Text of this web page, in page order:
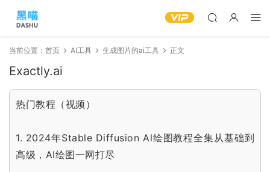
当前位置： 首页 AI工具 生成图片的ai工具 正文
Exactly.ai
热门教程（视频）
1. 2024年Stable Diffusion Al绘图教程全集从基础到
高级，AI绘图一网打尽